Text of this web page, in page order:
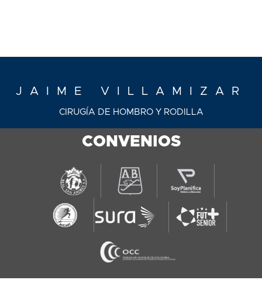
JAIME VILLAMIZAR
CIRUGÍA DE HOMBRO Y RODILLA
CONVENIOS